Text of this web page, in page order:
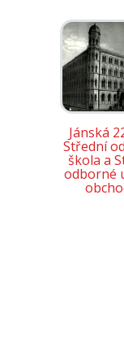
Jánská
Střední
škola a
odborné